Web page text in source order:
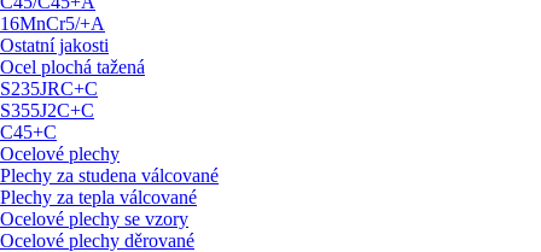
16MnCr5/+A
Ostatní jakosti
Ocel plochá tažená
S235JRC+C
S355J2C+C
C45+C
Ocelové plechy
Plechy za studena válcované
Plechy za tepla válcované
Ocelové plechy se vzory
Ocelové plechy děrované